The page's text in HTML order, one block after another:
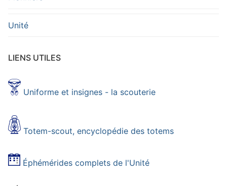
Unité
LIENS UTILES
Uniforme et insignes - la scouterie
Totem-scout, encyclopédie des totems
Éphémérides complets de l'Unité